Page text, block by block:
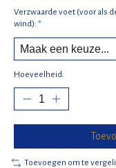
Verzwaarde voet (voor als
wind): *
Hoeveelheid:
Toevoegen om te